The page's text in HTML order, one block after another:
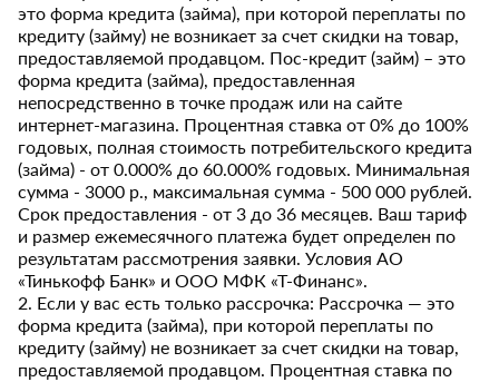
это форма кредита (займа), при которой переплаты по
кредиту (займу) не возникает за счет скидки на товар,
предоставляемой продавцом. Пос-кредит (займ) – это
форма кредита (займа), предоставленная
непосредственно в точке продаж или на сайте
интернет-магазина. Процентная ставка от 0% до 100%
годовых, полная стоимость потребительского кредита
(займа) - от 0.000% до 60.000% годовых. Минимальная
сумма - 3000 р., максимальная сумма - 500 000 рублей.
Срок предоставления - от 3 до 36 месяцев. Ваш тариф
и размер ежемесячного платежа будет определен по
результатам рассмотрения заявки. Условия АО
«Тинькофф Банк» и ООО МФК «Т-Финанс».
2. Если у вас есть только рассрочка: Рассрочка — это
форма кредита (займа), при которой переплаты по
кредиту (займу) не возникает за счет скидки на товар,
предоставляемой продавцом. Процентная ставка по